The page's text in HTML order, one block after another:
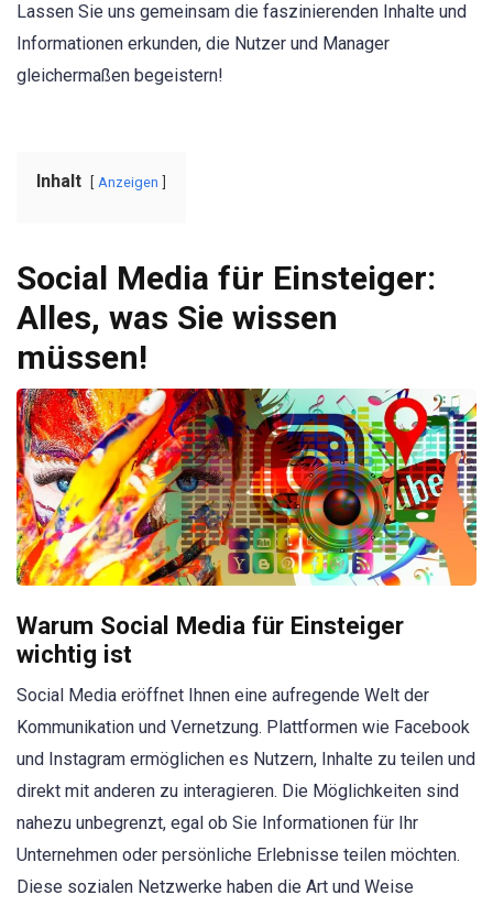
Lassen Sie uns gemeinsam die faszinierenden Inhalte und
Informationen erkunden, die Nutzer und Manager
gleichermaßen begeistern!
Inhalt Anzeigen
Social Media für Einsteiger:
Alles, was Sie wissen
müssen!
Warum Social Media für Einsteiger
wichtig ist
Social Media eröffnet Ihnen eine aufregende Welt der
Kommunikation und Vernetzung. Plattformen wie Facebook
und Instagram ermöglichen es Nutzern, Inhalte zu teilen und
direkt mit anderen zu interagieren. Die Möglichkeiten sind
nahezu unbegrenzt, egal ob Sie Informationen für Ihr
Unternehmen oder persönliche Erlebnisse teilen möchten.
Diese sozialen Netzwerke haben die Art und Weise